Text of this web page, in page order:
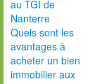
au TGI de
Nanterre
Quels sont les
avantages à
acheter un bien
immobilier aux